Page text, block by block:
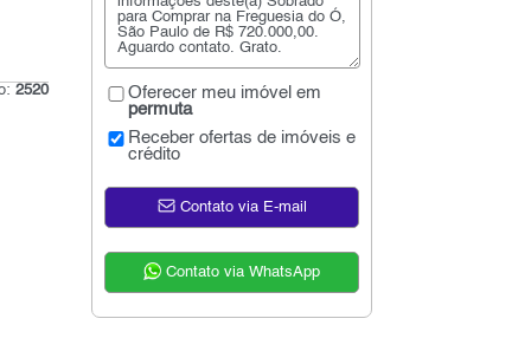
2520
Oferecer meu imóvel em
permuta
Receber ofertas de imóveis e
crédito
Contato via E-mail
Contato via WhatsApp